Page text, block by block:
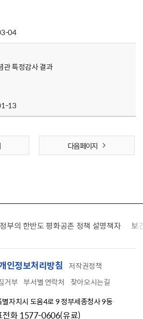
04
관 특정감사 결과
13
다음 페이지
부의 한반도 평화공존 정책 설명책자 보
인정보처리방침
저작권정책
거부 부서별 연락처
찾아오시는길
자치시 도움4로 9 정부세종청사 9동
전화 1577-0606(유료)